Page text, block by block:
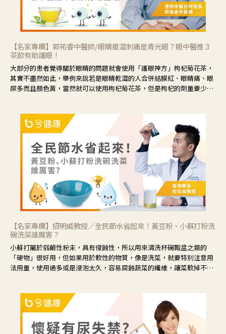
【名家專欄】郭祐睿中醫師/眼睛痠澀刺痛是青光眼？眼中醫推３
茶飲有助護眼！
大部分的患者覺得關於眼睛的問題就會使用「護眼神方」枸杞菊花茶，
其實不盡然如此，舉例來說若是眼睛乾澀的人合併結膜紅、眼睛痛、眼
屎多而且顏色黃，當然就可以使用枸杞菊花茶，但是枸杞的劑量要少，
候就要使用菊花、金銀花來治療；假如單純的眼睛乾澀，結膜沒有紅，
眼睛周圍沒有眼屎，這種情況是屬於「陰虛」，就可以使用枸杞、蓮
藕、麥門冬、山藥等比較滋潤的藥材，效果就更顯著。
【名家專欄】招明威教授／全民節水省起來！黃豆粉、小蘇打粉洗
碗洗菜誰厲害？
小蘇打屬於弱鹼性粉末，具有侵蝕性，所以用來清洗杯碗瓢盆之類的
「硬物」很好用，但如果用於軟性的物質，像是洗菜，就要特別注意用
法用量，使用過多或是浸泡太久，容易腐蝕蔬菜的纖維，讓菜軟掉不清